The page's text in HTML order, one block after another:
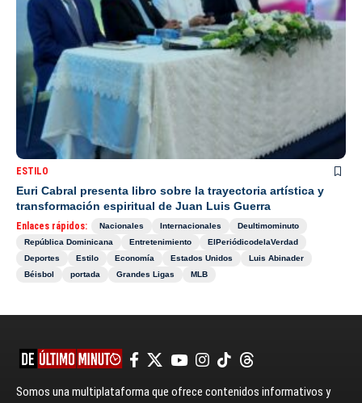
ESTILO
Euri Cabral presenta libro sobre la trayectoria artística y
transformación espiritual de Juan Luis Guerra
Enlaces rápidos: Nacionales Internacionales
Deultimominuto
República Dominicana
Entretenimiento
ElPeriódicodelaVerdad
Deportes
Estilo Economía Estados Unidos
Luis Abinader
Béisbol
portada Grandes Ligas MLB
Somos una multiplataforma que ofrece contenidos informativos y